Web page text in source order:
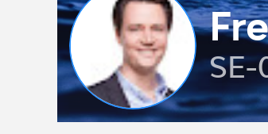
SE-